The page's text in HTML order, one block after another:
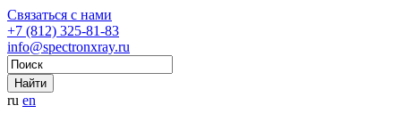
Связаться с нами
+7 (812) 325-81-83
info@spectronxray.ru
ru en